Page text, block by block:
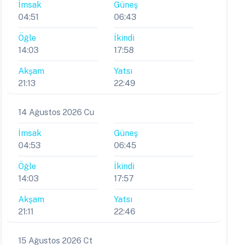
İmsak
04:51
Güneş
06:43
Öğle
14:03
İkindi
17:58
Akşam
21:13
Yatsı
22:49
14 Ağustos 2026 Cu
İmsak
04:53
Güneş
06:45
Öğle
14:03
İkindi
17:57
Akşam
21:11
Yatsı
22:46
15 Ağustos 2026 Ct